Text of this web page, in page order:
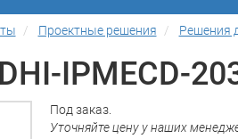
Проектные решения Решения
IPMECD-
Под заказ.
Уточняйте цену у наших